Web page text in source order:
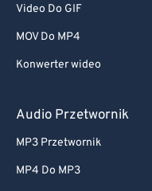
Video Do GIF
MOV Do MP4
Konwerter wideo
Audio Przetwornik
MP3 Przetwornik
MP4 Do MP3